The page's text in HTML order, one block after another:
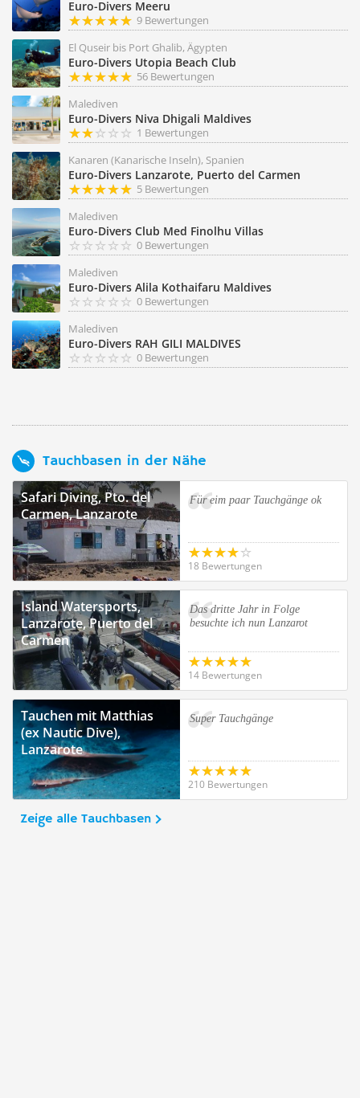
Euro-Divers Meeru
9 Bewertungen
El Quseir bis Port Ghalib, Ägypten
Euro-Divers Utopia Beach Club
56 Bewertungen
Malediven
Euro-Divers Niva Dhigali Maldives
1 Bewertungen
Kanaren (Kanarische Inseln), Spanien
Euro-Divers Lanzarote, Puerto del Carmen
5 Bewertungen
Malediven
Euro-Divers Club Med Finolhu Villas
0 Bewertungen
Malediven
Euro-Divers Alila Kothaifaru Maldives
0 Bewertungen
Malediven
Euro-Divers RAH GILI MALDIVES
0 Bewertungen
Tauchbasen in der Nähe
Safari Diving, Pto. del
Carmen, Lanzarote
Für eim paar Tauchgänge ok
18 Bewertungen
Island Watersports,
Lanzarote, Puerto del
Carmen
Das dritte Jahr in Folge
besuchte ich nun Lanzarot
14 Bewertungen
Tauchen mit Matthias
(ex Nautic Dive),
Lanzarote
Super Tauchgänge
210 Bewertungen
Zeige alle Tauchbasen